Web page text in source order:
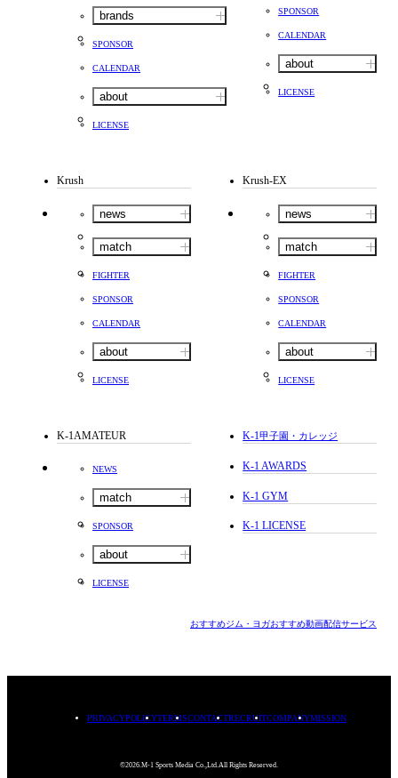
brands
SPONSOR
CALENDAR
about
LICENSE
SPONSOR
CALENDAR
about
LICENSE
Krush
news
match
FIGHTER
SPONSOR
CALENDAR
about
LICENSE
Krush-EX
news
match
FIGHTER
SPONSOR
CALENDAR
about
LICENSE
K-1AMATEUR
NEWS
match
SPONSOR
about
LICENSE
K-1甲子園・カレッジ
K-1 AWARDS
K-1 GYM
K-1 LICENSE
おすすめジム・ヨガおすすめ動画配信サービス
PRIVACYPOLICYTERMSCONTACTRECRUITCOMPANYMISSION
©2026.M-1 Sports Media Co.,Ltd.All Rights Reserved.